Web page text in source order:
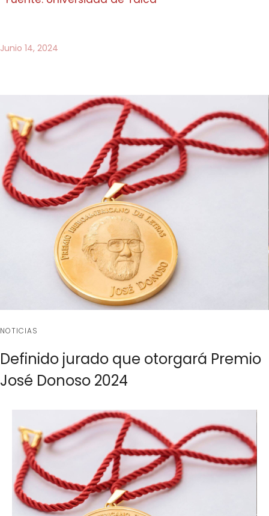
Junio 14, 2024
NOTICIAS
Definido jurado que otorgará Premio
José Donoso 2024